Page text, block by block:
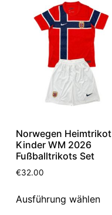
Norwegen Heimtrikot
Kinder WM 2026
Fußballtrikots Set
€32.00
Ausführung wählen